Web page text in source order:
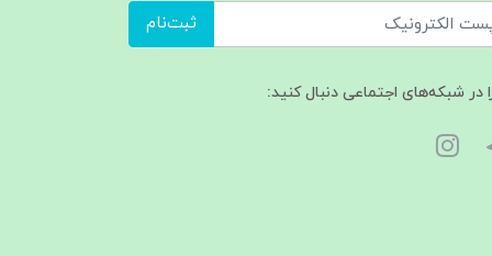
ثبت‌نام
در شبکه‌های اجتماعی دنبال کنید: